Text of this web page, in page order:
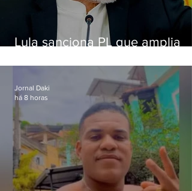
Lula sanciona PL que amplia
crianças
Jornal Daki
há 8 horas